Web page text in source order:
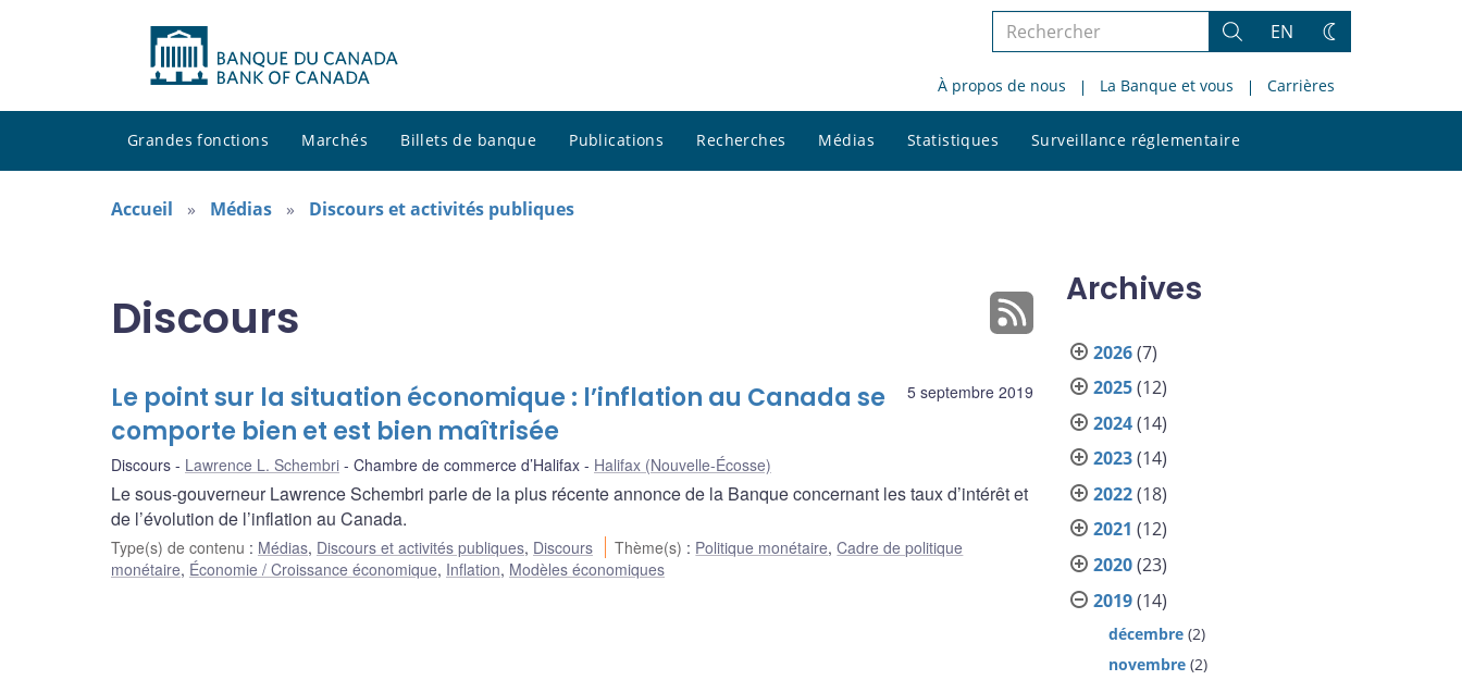
Rechercher
le
site
Rechercher
EN
Changez
thème
À propos de nous La Banque et vous Carrières
Grandes fonctions Marchés Billets de banque Publications Recherches Médias Statistiques Surveillance réglementaire
le
Accueil Médias Discours et activités publiques
Discours
5 septembre 2019
Le point sur la situation économique : l’inflation au Canada se
comporte bien et est bien maîtrisée
Discours Lawrence L. Schembri Chambre de commerce d’Halifax Halifax (Nouvelle-Écosse)
Le sous-gouverneur Lawrence Schembri parle de la plus récente annonce de la Banque concernant les taux d’intérêt et
de l’évolution de l’inflation au Canada.
Type(s) de contenu : Médias, Discours et activités publiques, Discours Thème(s) : Politique monétaire,Cadre de politique
monétaire, Économie / Croissance économique, Inflation, Modèles économiques
Archives
2026(7)
2025(12)
2024(14)
2023(14)
2022(18)
2021 (12)
2020(23)
2019(14)
décembre (2)
novembre (2)